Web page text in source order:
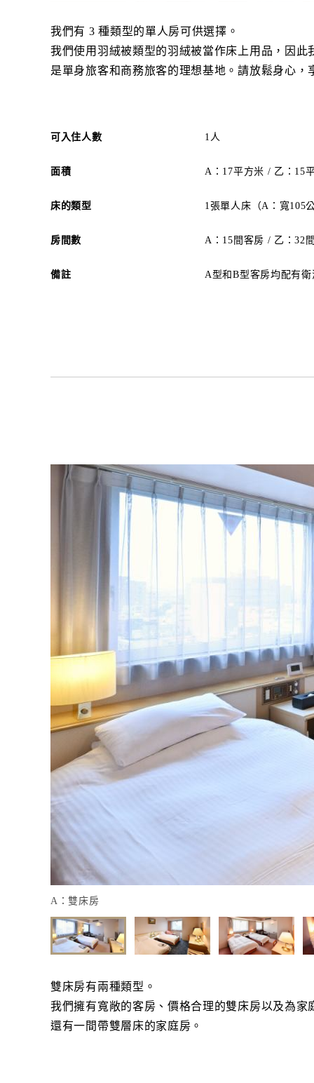
我們有 3 種類型的單人房可供選擇。
我們使用羽絨被類型的羽絨被當作床上用品，因
是單身旅客和商務旅客的理想基地。請放鬆身心，
可入住人數 1人
面積 A：17平方米 / 乙：15
床的類型 1張單人床（A：寬105
房間數 A：15間客房 / 乙：32
備註 A型和B型客房均配有
A：雙床房
雙床房有兩種類型。
我們擁有寬敞的客房、價格合理的雙床房以及為家
還有一間帶雙層床的家庭房。